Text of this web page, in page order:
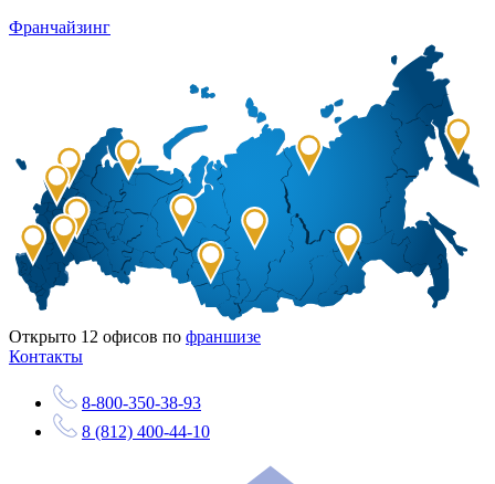
Франчайзинг
Открыто 12 офисов по франшизе
Контакты
8-800-350-38-93
8 (812) 400-44-10